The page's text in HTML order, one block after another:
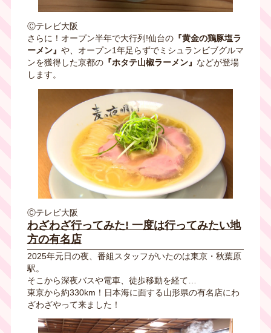
Ⓒテレビ大阪
さらに！オープン半年で大行列!仙台の『黄金の鶏豚塩ラ
ーメン』 や、オープン1年足らずでミシュランビブグルマ
ンを獲得した京都の『ホタテ山椒ラーメン』 などが登場
します。
Ⓒテレビ大阪
わざわざ行ってみた! 一度は行ってみたい地
方の有名店
2025年元日の夜、番組スタッフがいたのは東京・秋葉原
駅。
そこから深夜バスや電車、徒歩移動を経て…
東京から約330km！日本海に面する山形県の有名店にわ
ざわざやって来ました！